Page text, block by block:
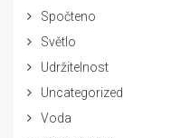
Spočteno
Světlo
Udržitelnost
Uncategorized
Voda